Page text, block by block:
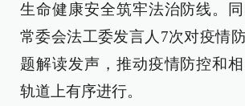
生命健康安全筑牢法治防线。
常委会法工委发言人7次对疫情
题解读发声，推动疫情防控和
轨道上有序进行。